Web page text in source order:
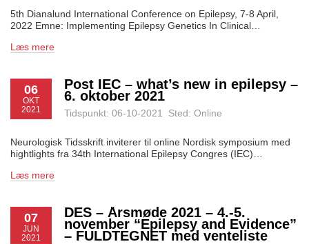
5th Dianalund International Conference on Epilepsy, 7-8 April,
2022 Emne: Implementing Epilepsy Genetics In Clinical…
Læs mere
06
OKT
2021
Post IEC – what’s new in epilepsy –
6. oktober 2021
Tidspunkt: 06-10-2021 Sted: Online
Neurologisk Tidsskrift inviterer til online Nordisk symposium med
hightlights fra 34th International Epilepsy Congres (IEC)…
Læs mere
07
JUN
2021
DES – Årsmøde 2021 – 4.-5.
november “Epilepsy and Evidence”
– FULDTEGNET med venteliste